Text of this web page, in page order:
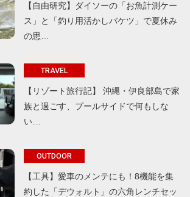
【自由研究】ダイソーの「お魚計測ケー
ス」と「釣り用活かしバケツ」で夏休み
の思…
TRAVEL
【リゾート旅行記】 沖縄・伊良部島で家
族と過ごす、プールサイドで何もしな
い…
OUTDOOR
【工具】愛車のメンテにも！8機能を集
約した「デウォルト」の六角レンチセッ